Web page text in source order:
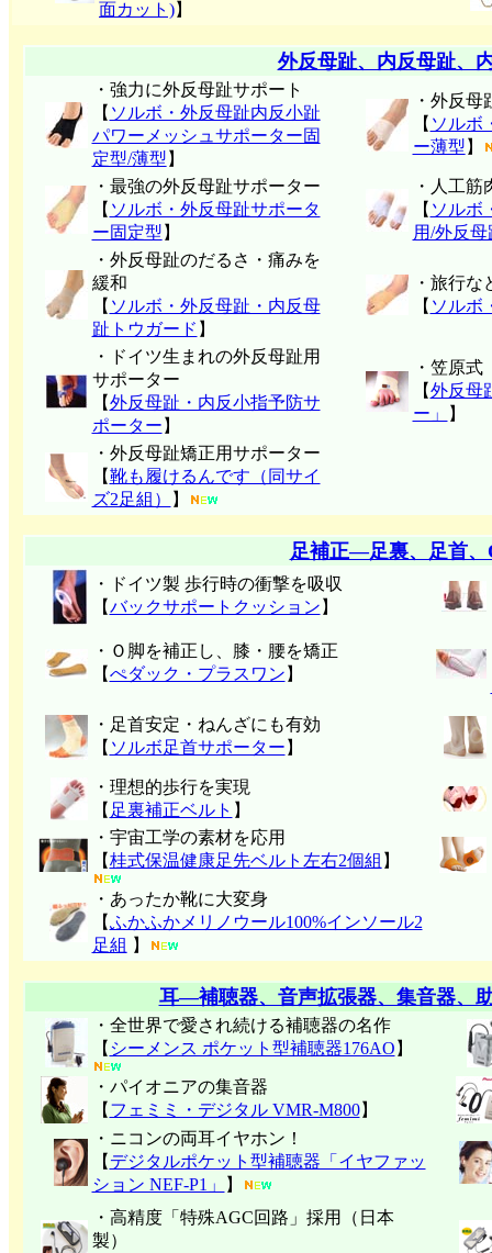
面カット)】
外反母趾、内反母趾、
・強力に外反母趾サポート
【 ソルボ・外反母趾内反小趾
パワーメッシュサポーター固
定型/薄型 】
・外反
【 ソルボ
ー薄型 】
・最強の外反母趾サポーター
【 ソルボ・外反母趾サポータ
ー固定型 】
・人工筋
【 ソルボ
用/外反
・外反母趾のだるさ・痛みを
緩和
【 ソルボ・外反母趾・内反母
趾トウガード 】
・旅行な
【 ソルボ
・ドイツ生まれの外反母趾用
サポーター
【外反母趾・内反小指予防サ
ポーター 】
・笠原式
【外反母
ー」
】
・外反母趾矯正用サポーター
【靴も履けるんです（同サイ
ズ2足組）
】
足補正―足裏、足首
・ドイツ製 歩行時の衝撃を吸収
【バックサポートクッション 】
・Ｏ脚を補正し、膝・腰を矯正
【ぺダック・プラスワン 】
・足首安定・ねんざにも有効
【 ソルボ足首サポーター 】
・理想的歩行を実現
【 足裏補正ベルト 】
・宇宙工学の素材を応用
【桂式保温健康足先ベルト左右2個組 】
・あったか靴に大変身
【ふかふかメリノウール100%インソール2
足組 】
耳―補聴器、音声拡張器、集音器、
・全世界で愛され続ける補聴器の名作
【 シーメンス ポケット型補聴器176AO 】
・パイオニアの集音器
【 フェミミ・デジタル VMR-M800】
・ニコンの両耳イヤホン！
【 デジタルポケット型補聴器「イヤファッ
ション NEF-P1」
】
・高精度「特殊AGC回路」採用（日本
製）